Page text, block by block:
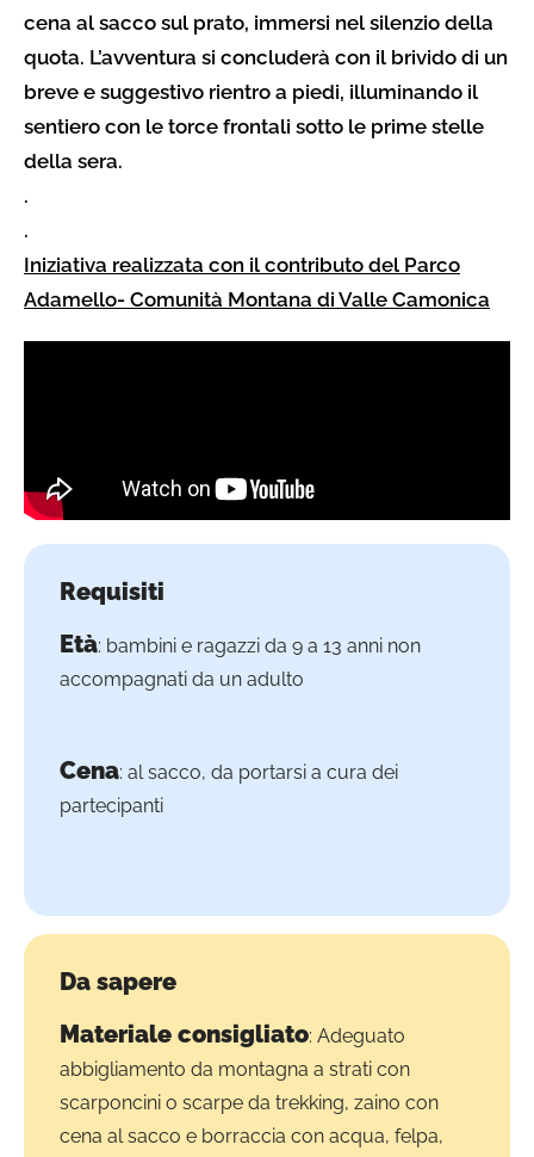
cena al sacco sul prato, immersi nel silenzio della
quota. L’avventura si concluderà con il brivido di un
breve e suggestivo rientro a piedi, illuminando il
sentiero con le torce frontali sotto le prime stelle
della sera.
.
.
Iniziativa realizzata con il contributo del Parco
Adamello- Comunità Montana di Valle Camonica
Requisiti
Età: bambini e ragazzi da 9 a 13 anni non
accompagnati da un adulto
Cena: al sacco, da portarsi a cura dei
partecipanti
Da sapere
Materiale consigliato: Adeguato
abbigliamento da montagna a strati con
scarponcini o scarpe da trekking, zaino con
cena al sacco e borraccia con acqua, felpa,